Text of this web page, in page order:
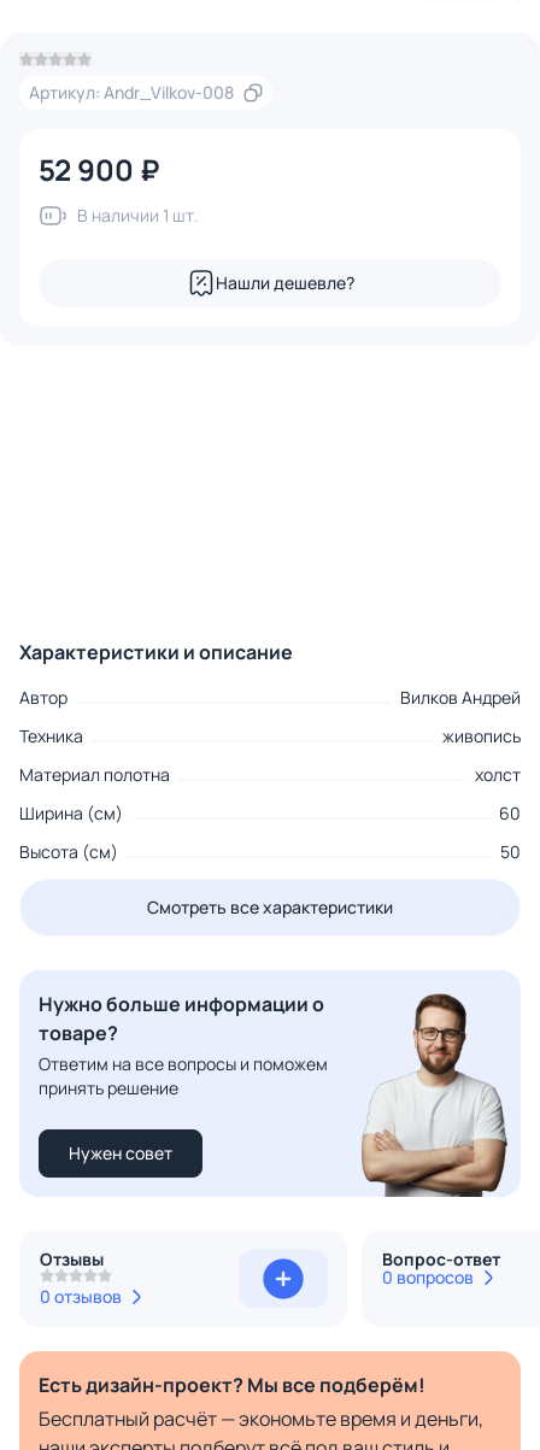
Артикул: Andr_Vilkov-008
52 900 ₽
В наличии 1 шт.
Нашли дешевле?
Характеристики и описание
Автор
Вилков Андрей
Техника
живопись
Материал полотна
холст
Ширина (см)
60
Высота (см)
50
Смотреть все характеристики
Нужно больше информации о
товаре?
Ответим на все вопросы и поможем
принять решение
Нужен совет
Отзывы
0 отзывов
Вопрос-ответ
0 вопросов
Есть дизайн-проект? Мы все подберём!
Бесплатный расчёт — экономьте время и деньги,